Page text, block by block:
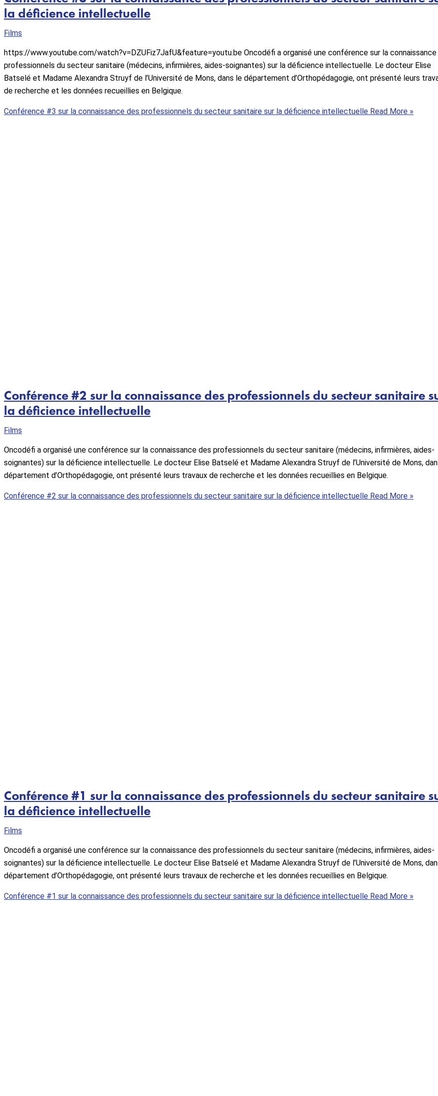
la déficience intellectuelle
Films
https://www.youtube.com/watch?v=DZUFiz7JafU&feature=youtu.be Oncodéfi a organisé une conférence sur la
professionnels du secteur sanitaire (médecins, infirmières, aides-soignantes) sur la déficience intellectuelle. Le docteur Elise
Batselé et Madame Alexandra Struyf de l’Université de Mons, dans le département d’Orthopédagogie, ont présenté leurs
de recherche et les données recueillies en Belgique.
Conférence #3 sur la connaissance des professionnels du secteur sanitaire sur la déficience intellectuelle Read More »
Conférence #2 sur la connaissance des professionnels du secteur sanitaire
la déficience intellectuelle
Films
Oncodéfi a organisé une conférence sur la connaissance des professionnels du secteur sanitaire (médecins, infirmières, aides-
soignantes) sur la déficience intellectuelle. Le docteur Elise Batselé et Madame Alexandra Struyf de l’Université de Mons,
département d’Orthopédagogie, ont présenté leurs travaux de recherche et les données recueillies en Belgique.
Conférence #2 sur la connaissance des professionnels du secteur sanitaire sur la déficience intellectuelle Read More »
Conférence #1 sur la connaissance des professionnels du secteur sanitaire
la déficience intellectuelle
Films
Oncodéfi a organisé une conférence sur la connaissance des professionnels du secteur sanitaire (médecins, infirmières, aides-
soignantes) sur la déficience intellectuelle. Le docteur Elise Batselé et Madame Alexandra Struyf de l’Université de Mons,
département d’Orthopédagogie, ont présenté leurs travaux de recherche et les données recueillies en Belgique.
Conférence #1 sur la connaissance des professionnels du secteur sanitaire sur la déficience intellectuelle Read More »